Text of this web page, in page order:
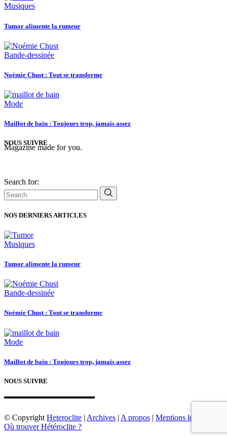
Musiques
Tumor alimente la rumeur
Bande-dessinée
Noémie Chust : Tout se transforme
Mode
Maillot de bain : Toujours trop, jamais assez
NOUS SUIVRE
Magazine made for you.
Search for:
NOS DERNIERS ARTICLES
Musiques
Tumor alimente la rumeur
Bande-dessinée
Noémie Chust : Tout se transforme
Mode
Maillot de bain : Toujours trop, jamais assez
NOUS SUIVRE
© Copyright Heteroclite | Archives | A propos | Mentions légales
Où trouver Hétéroclite ?